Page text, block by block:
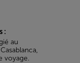
:
au
voyage.